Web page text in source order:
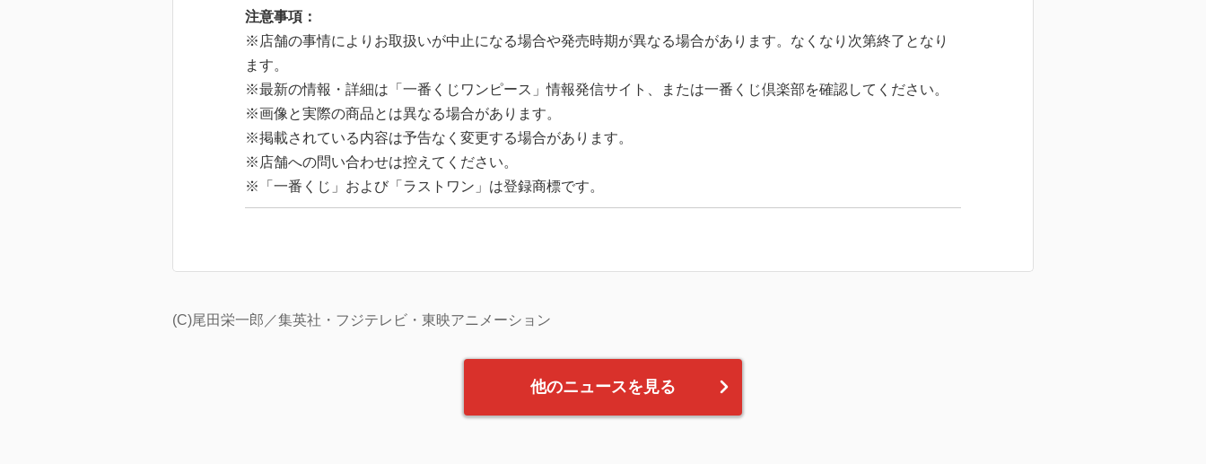
注意事項：
※店舗の事情によりお取扱いが中止になる場合や発売時期が異なる場合があります。なくなり次第終了となり
ます。
※最新の情報・詳細は「一番くじワンピース」情報発信サイト、または一番くじ倶楽部を確認してください。
※画像と実際の商品とは異なる場合があります。
※掲載されている内容は予告なく変更する場合があります。
※店舗への問い合わせは控えてください。
※「一番くじ」および「ラストワン」は登録商標です。
(C)尾田栄一郎／集英社・フジテレビ・東映アニメーション
他のニュースを見る